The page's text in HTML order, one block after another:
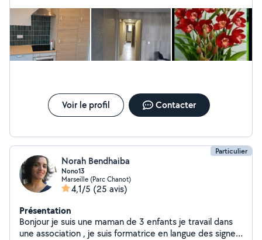
Voir le profil Contacter
Particulier
Norah Bendhaiba
Nono13
Marseille (Parc Chanot)
4,1/5 (25 avis)
Présentation
Bonjour je suis une maman de 3 enfants je travail dans
une association , je suis formatrice en langue des signes